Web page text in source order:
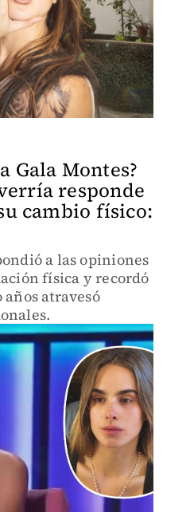
Gala Montes?
responde
cambio físico:
a las opiniones
física y recordó
atravesó